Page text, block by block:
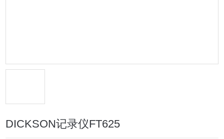
DICKSON记录仪FT625